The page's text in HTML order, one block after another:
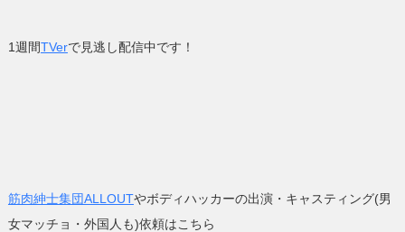
1週間TVerで見逃し配信中です！
筋肉紳士集団ALLOUTやボディハッカーの出演・キャスティング(男
女マッチョ・外国人も)依頼はこちら